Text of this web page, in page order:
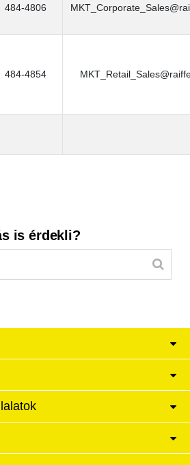
484-4806
484-4854
is érdekli?